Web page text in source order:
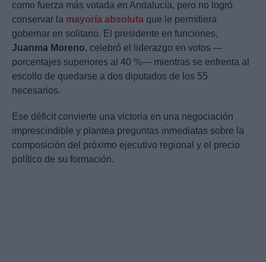
como fuerza más votada en Andalucía, pero no logró
conservar la mayoría absoluta que le permitiera
gobernar en solitario. El presidente en funciones,
Juanma Moreno, celebró el liderazgo en votos —
porcentajes superiores al 40 %— mientras se enfrenta al
escollo de quedarse a dos diputados de los 55
necesarios.
Ese déficit convierte una victoria en una negociación
imprescindible y plantea preguntas inmediatas sobre la
composición del próximo ejecutivo regional y el precio
político de su formación.